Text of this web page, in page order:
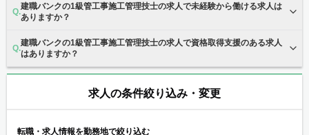
建職バンクの1級管工事施工管理技士の求人で未経験から働ける求人は
ありますか？
建職バンクの1級管工事施工管理技士の求人で資格取得支援のある求人
はありますか？
求人の条件絞り込み・変更
転職・求人情報を勤務地で絞り込む